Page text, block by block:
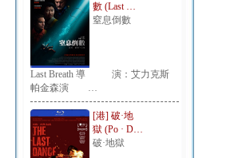
數 (Last …
窒息倒數
Last Breath 導 演：艾力克斯
帕金森演 …
[港] 破·地
獄 (Po · D…
破·地獄